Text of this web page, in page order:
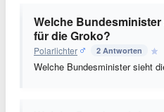
Welche
für die Groko?
Polarlichter 2 Antworten
Welche Bundesminister sieht